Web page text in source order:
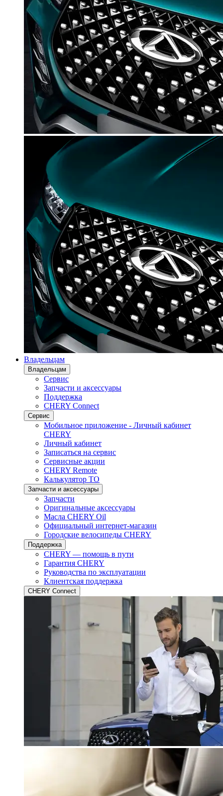
Владельцам
Владельцам
Сервис
Запчасти и аксессуары
Поддержка
CHERY Connect
Сервис
Мобильное приложение - Личный кабинет
CHERY
Личный кабинет
Записаться на сервис
Сервисные акции
CHERY Remote
Калькулятор ТО
Запчасти и аксессуары
Запчасти
Оригинальные аксессуары
Масла CHERY Oil
Официальный интернет-магазин
Городские велосипеды CHERY
Поддержка
CHERY — помощь в пути
Гарантия CHERY
Руководства по эксплуатации
Клиентская поддержка
CHERY Connect